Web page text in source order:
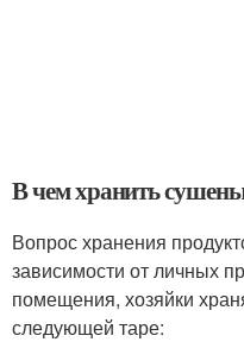
В чем хранить
Вопрос хранения
зависимости от личных
помещения, хозяйки
следующей таре: